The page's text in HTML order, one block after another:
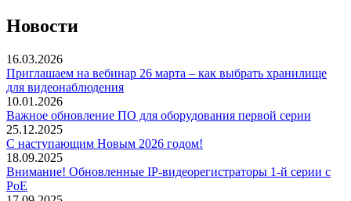
Новости
16.03.2026
Приглашаем на вебинар 26 марта – как выбрать хранилище
для видеонаблюдения
10.01.2026
Важное обновление ПО для оборудования первой серии
25.12.2025
С наступающим Новым 2026 годом!
18.09.2025
Внимание! Обновленные IP-видеорегистраторы 1-й серии с
PoE